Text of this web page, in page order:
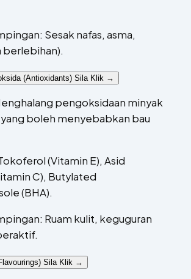
Sesak nafas, asma,
berlebihan).
(Antioxidants) Sila Klik →
pengoksidaan minyak
boleh menyebabkan bau
(Vitamin E), Asid
C), Butylated
(BHA).
Ruam kulit, keguguran
Sila Klik →